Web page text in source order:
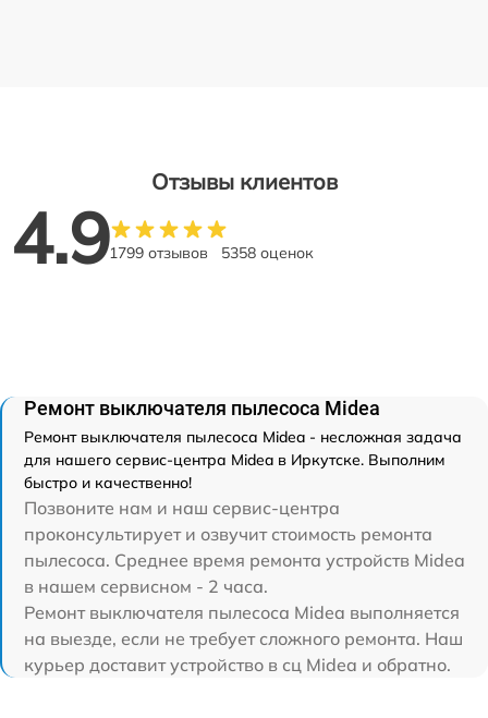
Отзывы клиентов
4.91799 отзывов 5358 оценок
Ремонт выключателя пылесоса Midea
Ремонт выключателя пылесоса Midea - несложная задача
для нашего сервис-центра Midea в Иркутске. Выполним
быстро и качественно!
Позвоните нам и наш сервис-центра
проконсультирует и озвучит стоимость ремонта
пылесоса. Среднее время ремонта устройств Midea
в нашем сервисном - 2 часа.
Ремонт выключателя пылесоса Midea выполняется
на выезде, если не требует сложного ремонта. Наш
курьер доставит устройство в сц Midea и обратно.